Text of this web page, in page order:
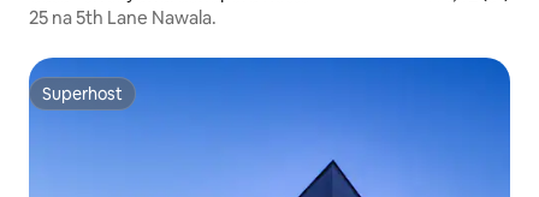
25 na 5th Lane Nawala.
Superhost
Superhost